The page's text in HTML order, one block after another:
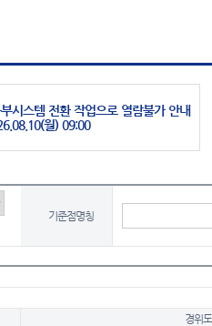
시스템 전환 작업으로 열람불가 안내
월) 09:00
기준점명칭
경위